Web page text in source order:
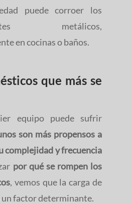
puede corroer los
metálicos,
en cocinas o baños.
que más se
equipo puede sufrir
son más propensos a
complejidad y frecuencia
por qué se rompen los
, vemos que la carga de
factor determinante.